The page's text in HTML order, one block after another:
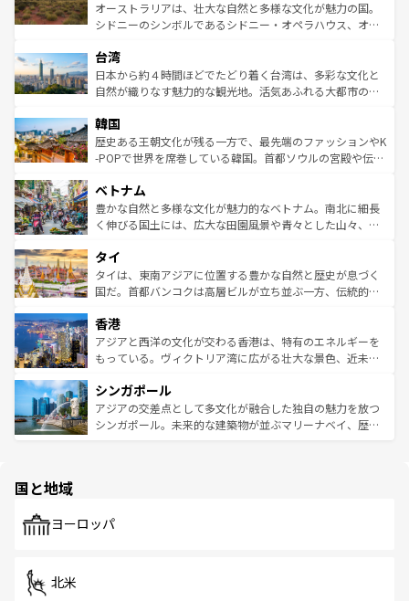
しみながら、その多様性と豊かな歴史を感じることができ
るだろう。車でのロードトリップや列車の旅も、アメリカ
情報は
おすすめ。エメラルドグリーンに輝く海をはじめ、豊かな
文化や歴史が息づいている。「アロハスピリット」と呼ば
人々、おいしいローカルフードやハワイアンミュージッ
ク、伝統的なフラダンスなど、すべてがハワイの魅力を彩
っている。訪れるたびに新しい発見と感動が待っているハ
はコンテンツ一覧
オーストラリアは、壮大な自然と多様な文化が魅力の国。
シドニーのシンボルであるシドニー・オペラハウス、オー
リアリーフや大陸中央部にそびえるウルル（エアーズロッ
ク）、タスマニアの美しい原生林やケアンズの熱帯雨林な
ど、見どころがたくさん。また、カフェやワイン、オージ
いる。アクティビティも充実しており、サーフィンやダイ
ビング、ハイキングなど、アウトドア好きにはたまらな
い。オーストラリアの多彩な魅力を存分に味わいつくそ
参照してほしい。
台湾
日本から約４時間ほどでたどり着く台湾は、多彩な文化と
自然が織りなす魅力的な観光地。活気あふれる大都市の台
ン）、静ひつな山岳地帯である台湾東部など、都市の喧騒
と山間の静けさが共存しており、訪れる人に新しい発見と
驚きをもたらしてくれる。また、奥深い台湾の食文化も魅
容にもいいと評判のスイーツなど、バラエティ豊かな料理
が味わえる。 なお、新着の台湾情報は コンテンツ一覧を参
照してほしい。
韓国
歴史ある王朝文化が残る一方で、最先端のファッションやK
-POPで世界を席巻している韓国。首都ソウルの宮殿や伝統
き、地方に足を延ばせば四季折々の自然美を楽しむことが
できる。そして、キムチや焼肉、絶品のストリートフード
まで、さまざまな韓国料理が待っている。夜には、韓国な
リティに包まれながら、韓国の多彩な魅力を心ゆくまで味
わってみてほしい。 なお、新着の韓国情報はコンテンツ一
覧を参照してほしい。
ベトナム
豊かな自然と多様な文化が魅力的なベトナム。南北に細長
く伸びる国土には、広大な田園風景や青々とした山々、世
急速な発展と共に伝統が息づく。ハノイの古い町並みやホ
ーチミン市のフランス統治時代の建物も、独特の雰囲気を
醸し出している。また、バラエティの豊かさとおいしさで
とつ。フォーやバインミー、ベトナムコーヒーなどは、ぜ
ひ現地で味わいたい。どの地域を訪れてもあたたかい人々
が旅行者を迎えてくれるので、きっと忘れられない旅にな
参照してほしい。
タイ
タイは、東南アジアに位置する豊かな自然と歴史が息づく
国だ。首都バンコクは高層ビルが立ち並ぶ一方、伝統的な
の活気が交差している。北部ではチェンマイなどの山岳地
帯で自然と触れ合い、南部ではプーケットやクラビの美し
いビーチでリゾート気分を楽しむことができる。タイ料理
激する。気候は一年中温暖で、どの季節にも異なる楽しみ
が待っている。親しみやすいタイの人々、仏教を中心とし
た文化、そして多様な観光資源が、訪れる旅人を魅了し続
香港
アジアと西洋の文化が交わる香港は、特有のエネルギーを
もっている。ヴィクトリア湾に広がる壮大な景色、近未来
み、どこを訪れても感動するはず。観光スポットが密集し
ており、効率よく見どころを回れるのも魅力。息をのむよ
うな絶景から文化的な体験まで、香港を存分に楽しみ尽く
シンガポール
アジアの交差点として多文化が融合した独自の魅力を放つ
シンガポール。未来的な建築物が並ぶマリーナベイ、歴史
で、ホーカーズは地元の風情を楽しめる外せないスポット
国と地域
ヨーロッパ
北米